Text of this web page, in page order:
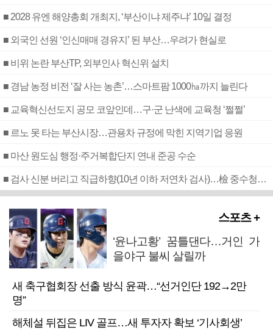
■ 2028 유엔 해양총회 개최지, ‘부산이냐 제주냐’ 10일 결정
■ 외국인 선원 ‘인신매매 경유지’ 된 부산…우려가 현실로
■ 비위 논란 부산TP, 외부인사 혁신위 설치
■ 경남 농정 비전 ‘잘 사는 농촌’…스마트팜 1000㏊까지 늘린다
■ 교육혁신선도지 공모 코앞인데…구·군 난색에 교육청 ‘쩔쩔’
■ 르노 못 타는 부산시장…관용차 규정에 막힌 지역기업 응원
■ 마산 원도심 행정·주거복합단지 연내 준공 수순
■ 검사 신분 버리고 직급하향(10년 이하 저연차 검사)…檢 중수청행 기피
스포츠 +
‘윤나고황’ 꿈틀댄다…거인 가
을야구 불씨 살릴까
새 축구협회장 선출 방식 윤곽…“선거인단 192→2만
명”
해체설 뒤집은 LIV 골프…새 투자자 확보 ‘기사회생’